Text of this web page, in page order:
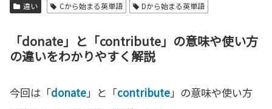
違い Cから始まる英単語 Dから始まる英単語
「donate」と「contribute」の意味や使い方
の違いをわかりやすく解説
今回は「donate」と「contribute」の意味や使い方